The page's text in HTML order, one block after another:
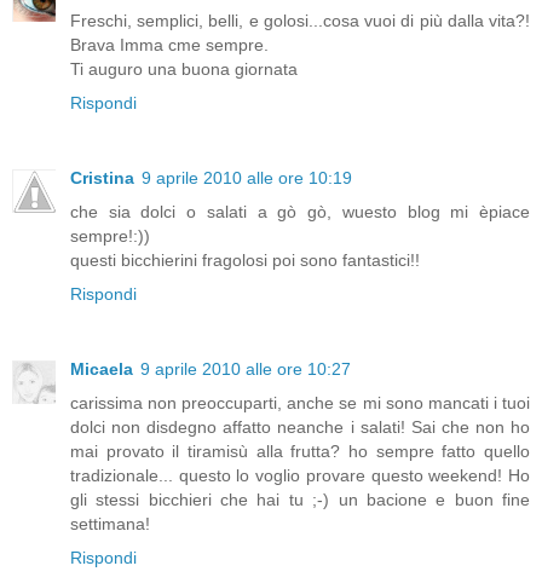
Freschi, semplici, belli, e golosi...cosa vuoi di più dalla vita?!
Brava Imma cme sempre.
Ti auguro una buona giornata
Rispondi
Cristina 9 aprile 2010 alle ore 10:19
che sia dolci o salati a gò gò, wuesto blog mi èpiace
sempre!:))
questi bicchierini fragolosi poi sono fantastici!!
Rispondi
Micaela 9 aprile 2010 alle ore 10:27
carissima non preoccuparti, anche se mi sono mancati i tuoi
dolci non disdegno affatto neanche i salati! Sai che non ho
mai provato il tiramisù alla frutta? ho sempre fatto quello
tradizionale... questo lo voglio provare questo weekend! Ho
gli stessi bicchieri che hai tu ;-) un bacione e buon fine
settimana!
Rispondi